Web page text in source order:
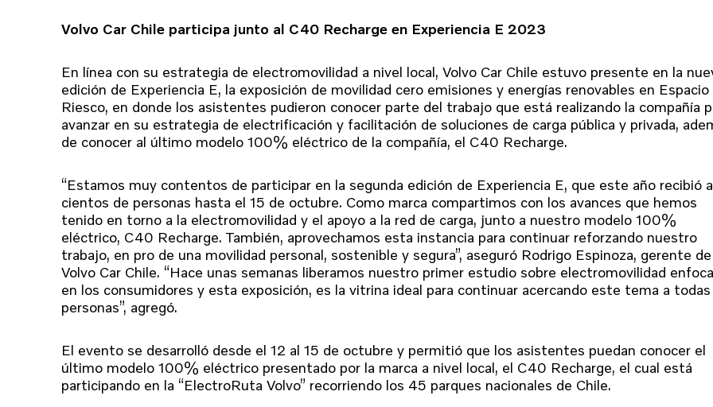
Volvo Car Chile participa junto al C40 Recharge en Experiencia E 2023
En línea con su estrategia de electromovilidad a nivel local, Volvo Car Chile estuvo presente en la
edición de Experiencia E, la exposición de movilidad cero emisiones y energías renovables en Espacio
Riesco, en donde los asistentes pudieron conocer parte del trabajo que está realizando la compañía
avanzar en su estrategia de electrificación y facilitación de soluciones de carga pública y privada,
de conocer al último modelo 100% eléctrico de la compañía, el C40 Recharge.
“Estamos muy contentos de participar en la segunda edición de Experiencia E, que este año recibió a
cientos de personas hasta el 15 de octubre. Como marca compartimos con los avances que hemos
tenido en torno a la electromovilidad y el apoyo a la red de carga, junto a nuestro modelo 100%
eléctrico, C40 Recharge. También, aprovechamos esta instancia para continuar reforzando nuestro
trabajo, en pro de una movilidad personal, sostenible y segura”, aseguró Rodrigo Espinoza, gerente de
Volvo Car Chile. “Hace unas semanas liberamos nuestro primer estudio sobre electromovilidad
en los consumidores y esta exposición, es la vitrina ideal para continuar acercando este tema a todas
personas”, agregó.
El evento se desarrolló desde el 12 al 15 de octubre y permitió que los asistentes puedan conocer el
último modelo 100% eléctrico presentado por la marca a nivel local, el C40 Recharge, el cual está
participando en la “ElectroRuta Volvo” recorriendo los 45 parques nacionales de Chile.